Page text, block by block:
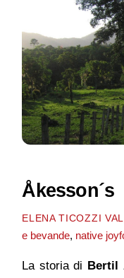
Åkesson´s
ELENA TICOZZI
e bevande, native
La storia di Bertil